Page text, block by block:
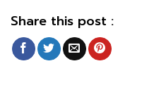
Share this post :